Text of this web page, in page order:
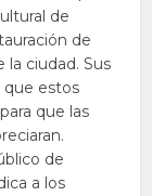
de
de
la ciudad. Sus
que estos
que las
de
a los